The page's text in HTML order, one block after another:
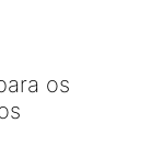
os